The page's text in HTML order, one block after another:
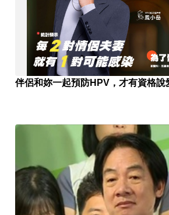
伴侶和妳一起預防HPV，才有資格說